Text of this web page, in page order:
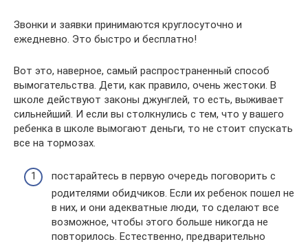
Звонки и заявки принимаются круглосуточно и
ежедневно. Это быстро и бесплатно!
Вот это, наверное, самый распространенный способ
вымогательства. Дети, как правило, очень жестоки. В
школе действуют законы джунглей, то есть, выживает
сильнейший. И если вы столкнулись с тем, что у вашего
ребенка в школе вымогают деньги, то не стоит спускать
все на тормозах.
постарайтесь в первую очередь поговорить с
родителями обидчиков. Если их ребенок пошел не
в них, и они адекватные люди, то сделают все
возможное, чтобы этого больше никогда не
повторилось. Естественно, предварительно